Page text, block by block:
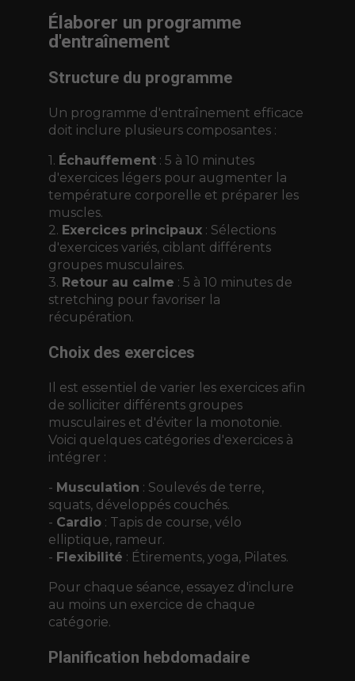
Élaborer un programme
d'entraînement
Structure du programme
Un programme d'entraînement efficace
doit inclure plusieurs composantes :
1. Échauffement: 5 à 10 minutes
d'exercices légers pour augmenter la
température corporelle et préparer les
muscles.
2. Exercices principaux: Sélections
d'exercices variés, ciblant différents
groupes musculaires.
3. Retour au calme : 5 à 10 minutes de
stretching pour favoriser la
récupération.
Choix des exercices
Il est essentiel de varier les exercices afin
de solliciter différents groupes
musculaires et d'éviter la monotonie.
Voici quelques catégories d'exercices à
intégrer :
- Musculation : Soulevés de terre,
squats, développés couchés.
- Cardio: Tapis de course, vélo
elliptique, rameur.
- Flexibilité : Étirements, yoga, Pilates.
Pour chaque séance, essayez d'inclure
au moins un exercice de chaque
catégorie.
Planification hebdomadaire